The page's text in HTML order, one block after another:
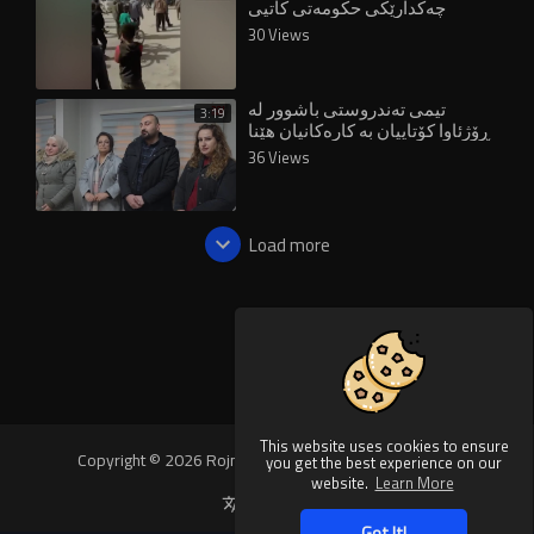
This website uses cookies to ensure
you get the best experience on our
website. Learn More
چەکدارێکی حکومەتی کاتیی
سووریا کوژرا
30 Views
3:19 تیمی تەندروستی باشوور لە
ڕۆژئاوا کۆتاییان بە کارەکانیان هێنا
36 Views
Load more
Copyright © 2026 Rojnews Video. All rights reserved.
Language